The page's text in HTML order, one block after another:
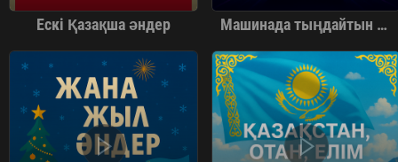
Ескі Қазақша әндер Машинада тыңдайтын әндер